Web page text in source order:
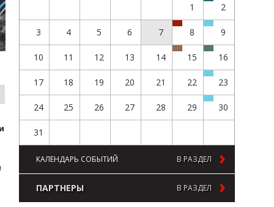
1 2
3 4 5 6 7 8 9
10 11 12 13 14 15 16
17 18 19 20 21 22 23
24 25 26 27 28 29 30
31
КАЛЕНДАРЬ СОБЫТИЙ В РАЗДЕЛ
ПАРТНЕРЫ В РАЗДЕЛ